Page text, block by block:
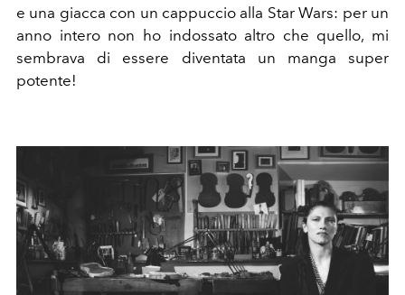
e una giacca con un cappuccio alla Star Wars: per un
anno intero non ho indossato altro che quello, mi
sembrava di essere diventata un manga super
potente!